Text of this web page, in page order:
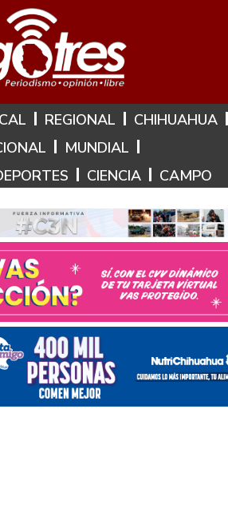
5 de Agosto de 2026
REGIONAL
CHIHUAHUA
MUNDIAL
CIENCIA CAMPO